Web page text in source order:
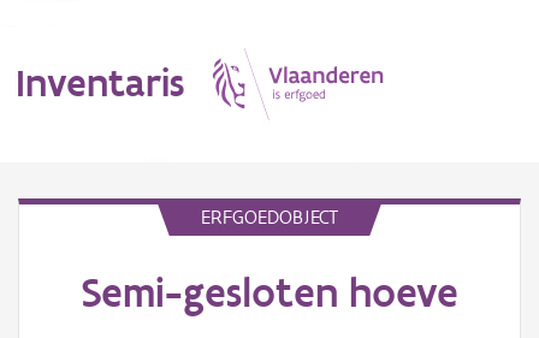
Inventaris
Erfgoedobject
ERFGOEDOBJECT
Semi-gesloten hoeve